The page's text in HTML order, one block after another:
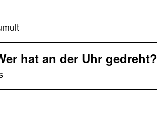
hat an der Uhr gedreht?